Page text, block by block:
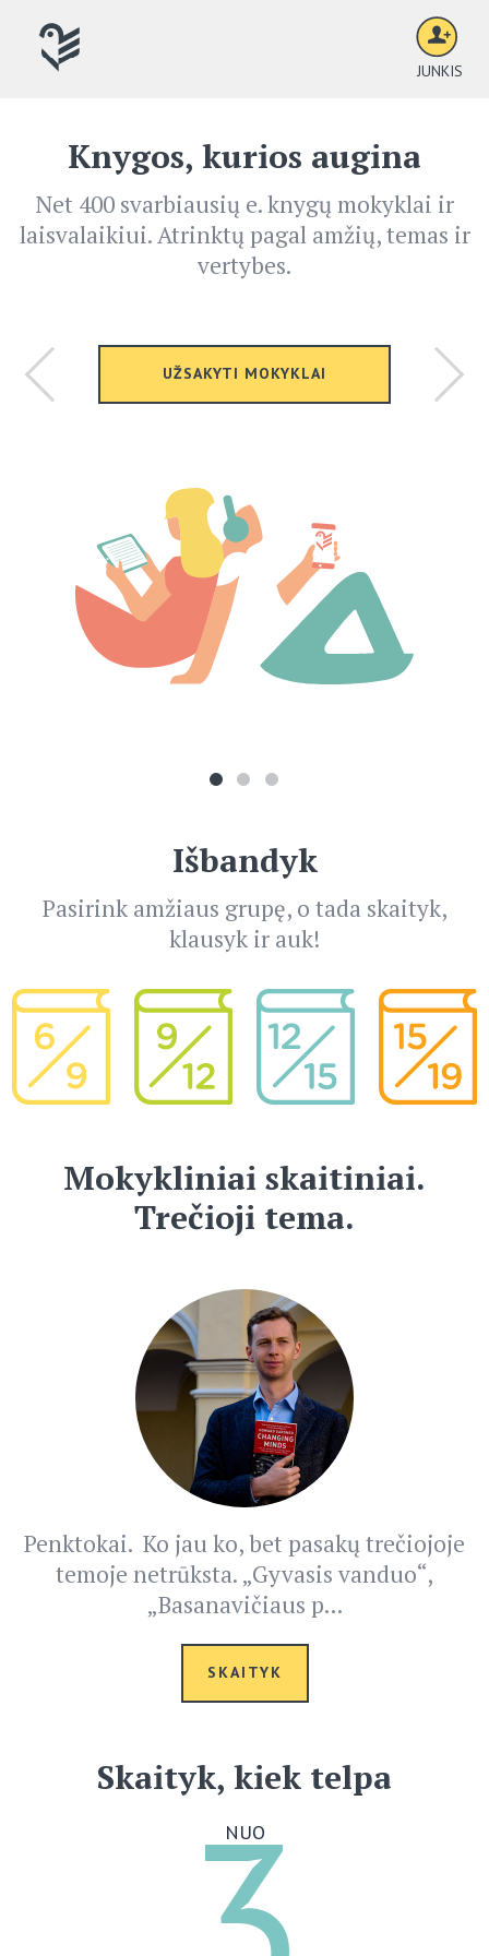
JUNKIS
Knygos, kurios augina
Net 400 svarbiausių e. knygų mokyklai ir
laisvalaikiui. Atrinktų pagal amžių, temas ir
vertybes.
UŽSAKYTI MOKYKLAI
Išbandyk
Pasirink amžiaus grupę, o tada skaityk,
klausyk ir auk!
Mokykliniai skaitiniai.
Trečioji tema.
Penktokai. Ko jau ko, bet pasakų trečiojoje
temoje netrūksta. „Gyvasis vanduo“,
„Basanavičiaus p...
SKAITYK
Skaityk, kiek telpa
NUO